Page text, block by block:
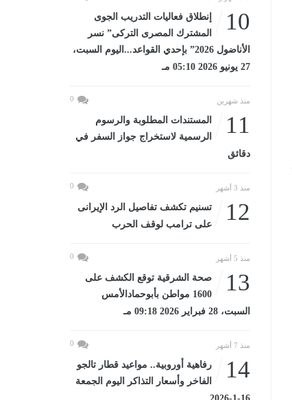
10
إنطلاق فعاليات التدريب الجوى
المشترك المصرى التركى” نسر
الأناضول 2026” بإحدي القواعد...اليوم السبت،
27 يونيو 2026 05:10 مـ
منذ شهرين 0
11
المستندات المطلوبة والرسوم
الرسمية لاستخراج جواز السفر في
دقائق
منذ 3 أشهر 0
12
تسنيم تكشف تفاصيل الرد الإيرانى
على ترامب لوقف الحرب
منذ 5 أشهر 0
13
صحة الشرقية توقع الكشف على
1600 مواطن بأبوحمادالأمس
السبت، 28 فبراير 2026 09:18 مـ
منذ 7 أشهر 0
14
رفاهية أوروبية.. مواعيد قطار تالجو
الفاخر وأسعار التذاكر اليوم الجمعة